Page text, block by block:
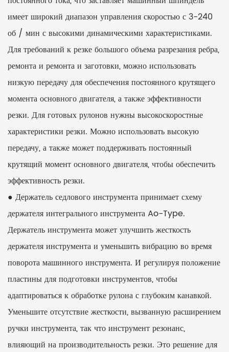
имеет широкий диапазон управления скоростью с 3-240
об / мин с высокими динамическими характеристиками.
Для требований к резке большого объема разрезания ребра,
ремонта и ремонта и заготовки, можно использовать
низкую передачу для обеспечения постоянного крутящего
момента основного двигателя, а также эффективности
резки. Для готовых рулонов нужны высокоскоростные
характеристики резки. Можно использовать высокую
передачу, а также может поддерживать постоянный
крутящий момент основного двигателя, чтобы обеспечить
эффективность резки.
● Держатель седлового инструмента принимает схему
держателя интегрального инструмента Ao-Type.
Держатель инструмента может улучшить жесткость
держателя инструмента и уменьшить вибрацию во время
поворота машинного инструмента. И регулируя положение
пластины для подготовки инструментов, чтобы
адаптироваться к обработке рулона с глубоким канавкой.
Уменьшите отсутствие жесткости, вызванную расширением
ручки инструмента, так что инструмент резонанс,
влияющий на производительность резки. Это решение для